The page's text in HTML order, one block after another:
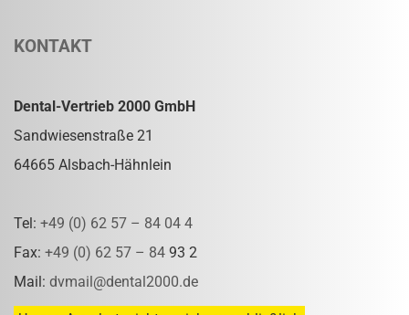
KONTAKT
Dental-Vertrieb 2000 GmbH
Sandwiesenstraße 21
64665 Alsbach-Hähnlein
Tel: +49 (0) 62 57 – 84 04 4
Fax: +49 (0) 62 57 – 84 93 2
Mail: dvmail@dental2000.de